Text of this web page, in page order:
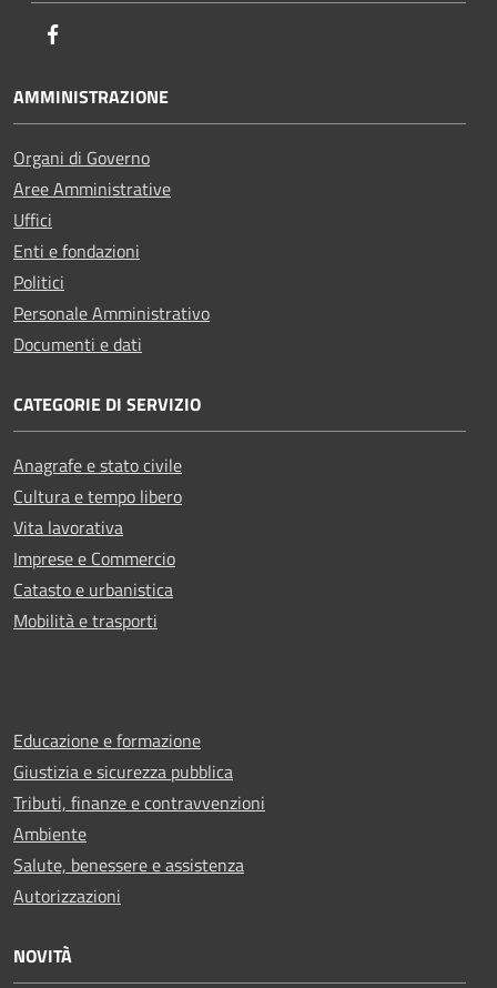
AMMINISTRAZIONE
Organi di Governo
Aree Amministrative
Uffici
Enti e fondazioni
Politici
Personale Amministrativo
Documenti e dati
CATEGORIE DI SERVIZIO
Anagrafe e stato civile
Cultura e tempo libero
Vita lavorativa
Imprese e Commercio
Catasto e urbanistica
Mobilità e trasporti
Educazione e formazione
Giustizia e sicurezza pubblica
Tributi, finanze e contravvenzioni
Ambiente
Salute, benessere e assistenza
Autorizzazioni
NOVITÀ